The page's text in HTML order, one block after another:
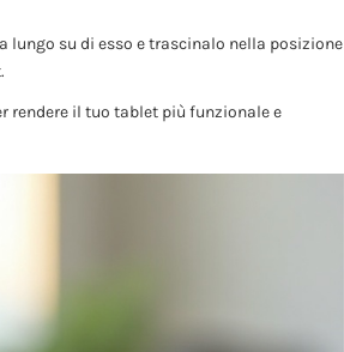
lungo su di esso e trascinalo nella posizione
rendere il tuo tablet più funzionale e